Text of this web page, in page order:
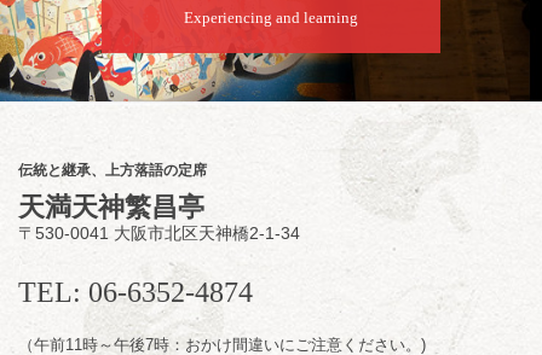
8月9日（日）
らららのらくご会④
桂雀太「まんじゅうこわい」／桂三度「青
菜」／桂三実「ミュージック野菜ステーショ
ン」／桂九ノ一「胴乱の幸助」／代走みつく
に「なんのこっちゃねんあれこれ」
開演：午後6時（5時30分開場）全席指定
前売3,000円 当日3,500円
お問合せ：らららのらくご会予約事務局
090-6976-1777 email：
lalalanorakugo@gmail.com
Experiencing and learning
伝統と継承、上方落語の定席
天満天神繁昌亭
〒530-0041 大阪市北区天神橋2-1-34
TEL: 06-6352-4874
（午前11時～午後7時：おかけ間違いにご注意ください。)